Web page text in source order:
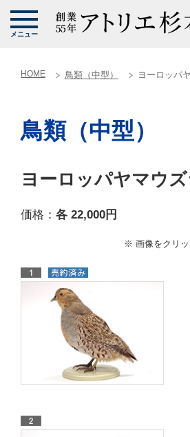
メニュー
HOME 鳥類（中型） ヨーロッパ
鳥類（中型）
ヨーロッパヤマウズ
価格： 各 22,000円
※ 画像をクリ